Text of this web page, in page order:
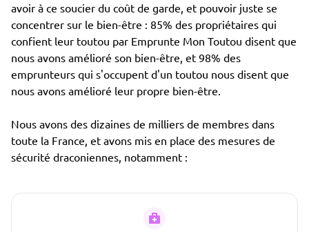
avoir à ce soucier du coût de garde, et pouvoir juste se
concentrer sur le bien-être : 85% des propriétaires qui
confient leur toutou par Emprunte Mon Toutou disent que
nous avons amélioré son bien-être, et 98% des
emprunteurs qui s'occupent d'un toutou nous disent que
nous avons amélioré leur propre bien-être.
Nous avons des dizaines de milliers de membres dans
toute la France, et avons mis en place des mesures de
sécurité draconiennes, notamment :